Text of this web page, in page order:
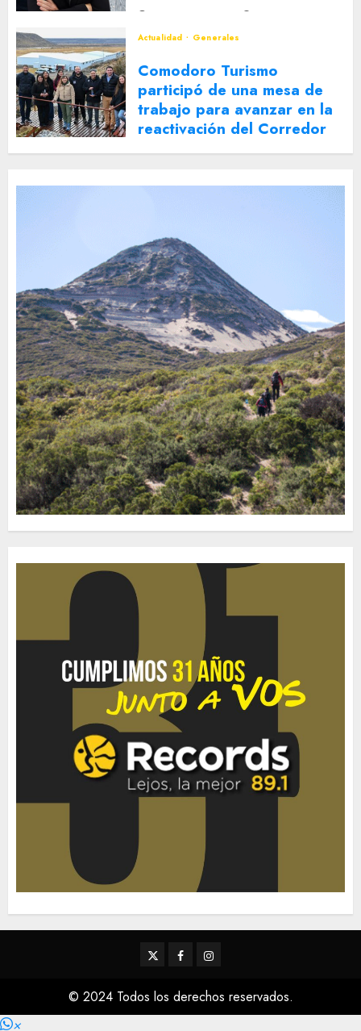
Actualidad
Generales
Comodoro Turismo
participó de una mesa de
trabajo para avanzar en la
reactivación del Corredor
Turístico Integrado
TwitterFacebookInstagram
© 2024 Todos los derechos reservados.
×